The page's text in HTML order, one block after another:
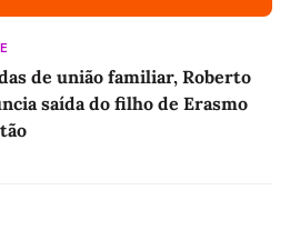
de união familiar, Roberto
saída do filho de Erasmo